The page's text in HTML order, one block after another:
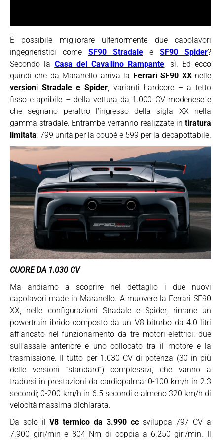
È possibile migliorare ulteriormente due capolavori
ingegneristici come SF90 Stradale e SF90 Spider?
Secondo la Casa del Cavallino Rampante, sì. Ed ecco
quindi che da Maranello arriva la Ferrari SF90 XXnelle
versioni Stradale e Spider, varianti hardcore – a tetto
fisso e apribile – della vettura da 1.000 CV modenese e
che segnano peraltro l’ingresso della sigla XX nella
gamma stradale. Entrambe verranno realizzate in tiratura
limitata: 799 unità per la coupé e 599 per la decapottabile.
CUORE DA 1.030 CV
Ma andiamo a scoprire nel dettaglio i due nuovi
capolavori made in Maranello. A muovere la Ferrari SF90
XX, nelle configurazioni Stradale e Spider, rimane un
powertrain ibrido composto da un V8 biturbo da 4.0 litri
affiancato nel funzionamento da tre motori elettrici: due
sull’assale anteriore e uno collocato tra il motore e la
trasmissione. Il tutto per 1.030 CV di potenza (30 in più
delle versioni “standard”) complessivi, che vanno a
tradursi in prestazioni da cardiopalma: 0-100 km/h in 2.3
secondi; 0-200 km/h in 6.5 secondi e almeno 320 km/h di
velocità massima dichiarata.
Da solo ilV8 termico da 3.990 ccsviluppa 797 CV a
7.900 giri/min e 804 Nm di coppia a 6.250 giri/min. Il